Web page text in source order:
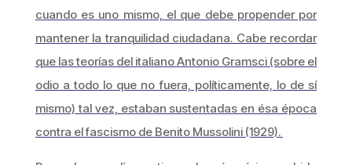
cuando es uno mismo, el que debe propender por
mantener la tranquilidad ciudadana. Cabe recordar
que las teorías del italiano Antonio Gramsci (sobre el
odio a todo lo que no fuera, políticamente, lo de sí
mismo) tal vez, estaban sustentadas en ésa época
contra el fascismo de Benito Mussolini (1929).